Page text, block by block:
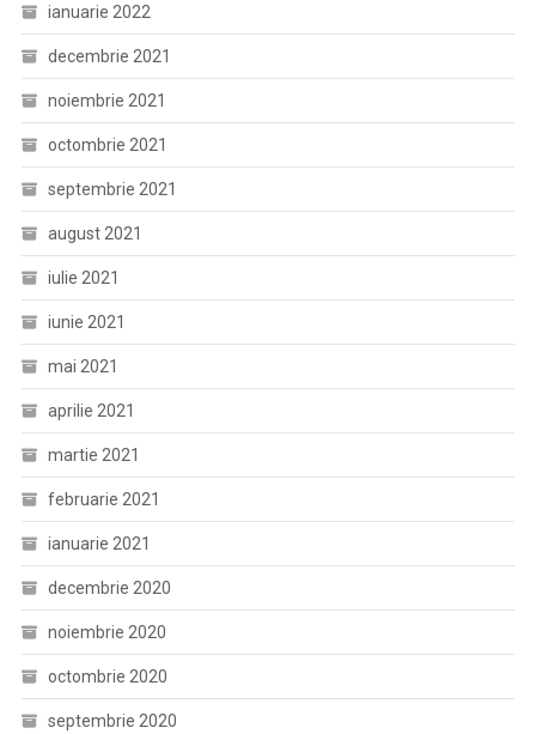
ianuarie 2022
decembrie 2021
noiembrie 2021
octombrie 2021
septembrie 2021
august 2021
iulie 2021
iunie 2021
mai 2021
aprilie 2021
martie 2021
februarie 2021
ianuarie 2021
decembrie 2020
noiembrie 2020
octombrie 2020
septembrie 2020